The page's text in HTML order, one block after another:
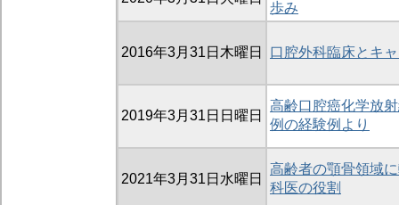
歩み
2016年3月31日木曜日 口腔外科臨床とキ
2019年3月31日日曜日
高齢口腔癌化学放
例の経験例より
2021年3月31日水曜日
高齢者の顎骨領域
科医の役割